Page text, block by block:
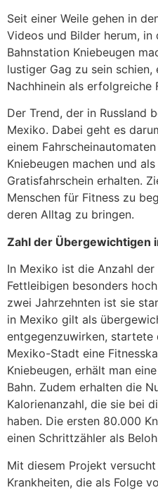
Seit einer Weile gehen in
Videos und Bilder herum, in
Bahnstation Kniebeugen
lustiger Gag zu sein
Nachhinein als erfolgreiche
Der Trend, der in Russland
Mexiko. Dabei geht es
einem
Kniebeugen machen und
Gratisfahrschein erhalten.
Menschen für Fitness zu
deren Alltag zu bringen.
Zahl der Übergewichtigen
In Mexiko ist die Anzahl
Fettleibigen besonders
zwei Jahrzehnten ist sie
in Mexiko gilt als
entgegenzuwirken,
Mexiko-Stadt eine
Kniebeugen, erhält man
Bahn. Zudem erhalten die
Kalorienanzahl, die sie bei
haben. Die ersten 80.000
einen Schrittzähler als
Mit diesem Projekt
Krankheiten, die als Folge